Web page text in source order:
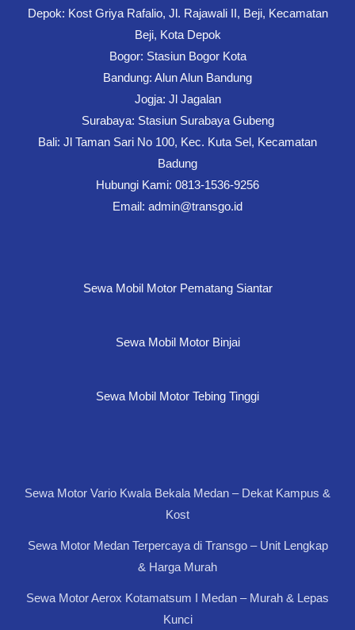
Depok: Kost Griya Rafalio, Jl. Rajawali II, Beji, Kecamatan
Beji, Kota Depok
Bogor: Stasiun Bogor Kota
Bandung: Alun Alun Bandung
Jogja: Jl Jagalan
Surabaya: Stasiun Surabaya Gubeng
Bali: Jl Taman Sari No 100, Kec. Kuta Sel, Kecamatan
Badung
Hubungi Kami: 0813-1536-9256
Email: admin@transgo.id
Sewa Mobil Motor Pematang Siantar
Sewa Mobil Motor Binjai
Sewa Mobil Motor Tebing Tinggi
Sewa Motor Vario Kwala Bekala Medan – Dekat Kampus &
Kost
Sewa Motor Medan Terpercaya di Transgo – Unit Lengkap
& Harga Murah
Sewa Motor Aerox Kotamatsum I Medan – Murah & Lepas
Kunci